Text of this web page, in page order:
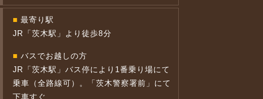
■ 最寄り駅
JR「茨木駅」より徒歩8分
■ バスでお越しの方
JR「茨木駅」バス停により1番乗り場にて
乗車（全路線可）。「茨木警察署前」にて
下車すぐ